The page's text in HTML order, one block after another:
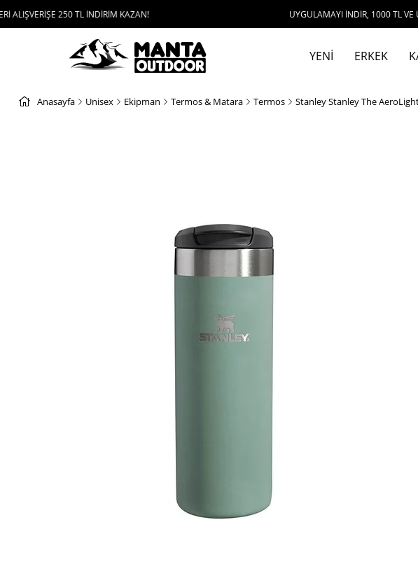
250 TL İNDİRİM KAZAN! UYGULAMAYI İNDİR, 1000 TL VE ÜZERİ
YENİ ERKEK
Anasayfa Unisex Ekipman Termos & Matara Termos Stanley Stanley The